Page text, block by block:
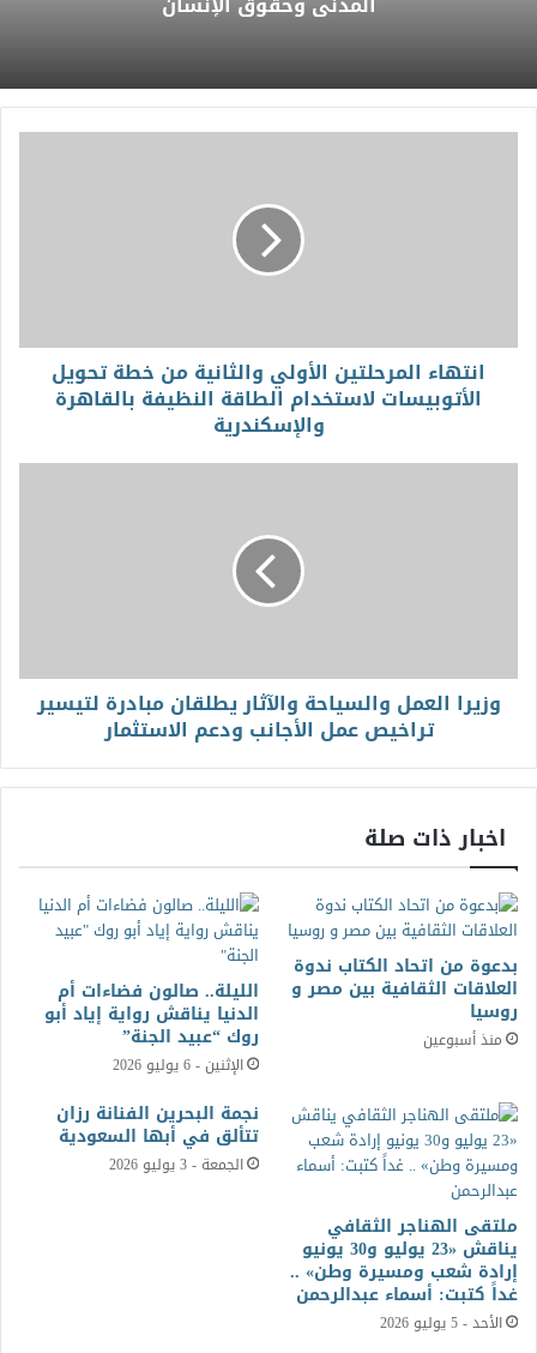
انتهاء المرحلتين الأولي والثانية من خطة تحويل
الأتوبيسات لاستخدام الطاقة النظيفة بالقاهرة
والإسكندرية
وزيرا العمل والسياحة والآثار يطلقان مبادرة لتيسير
تراخيص عمل الأجانب ودعم الاستثمار
اخبار ذات صلة
بدعوة من اتحاد الكتاب ندوة
العلاقات الثقافية بين مصر و
روسيا
منذ أسبوعين
الليلة.. صالون فضاءات أم
الدنيا يناقش رواية إياد أبو
روك “عبيد الجنة”
الإثنين - 6 يوليو 2026
ملتقى الهناجر الثقافي
يناقش «23 يوليو و30 يونيو
إرادة شعب ومسيرة وطن» ..
غداً كتبت: أسماء عبدالرحمن
الأحد - 5 يوليو 2026
نجمة البحرين الفنانة رزان
تتألق في أبها السعودية
الجمعة - 3 يوليو 2026